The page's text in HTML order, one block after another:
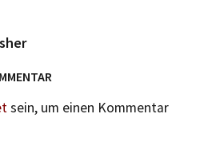
sein, um einen Kommentar